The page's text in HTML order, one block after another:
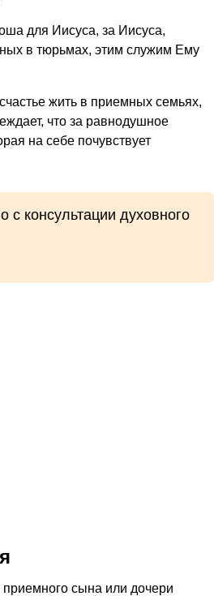
для Иисуса, за Иисуса,
в тюрьмах, этим служим Ему
жить в приемных семьях,
что за равнодушное
на себе почувствует
с консультации духовного
сына или дочери